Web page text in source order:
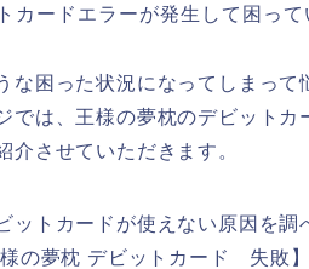
カードエラーが発生して困って
な困った状況になってしまっ
では、王様の夢枕のデビット
介させていただきます。
ットカードが使えない原因を
様の夢枕 デビットカード 失敗